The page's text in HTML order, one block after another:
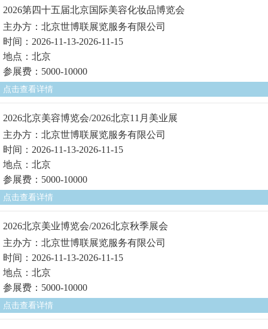
2026第四十五届北京国际美容化妆品博览会
主办方：北京世博联展览服务有限公司
时间：2026-11-13-2026-11-15
地点：北京
参展费：5000-10000
点击查看详情
2026北京美容博览会/2026北京11月美业展
主办方：北京世博联展览服务有限公司
时间：2026-11-13-2026-11-15
地点：北京
参展费：5000-10000
点击查看详情
2026北京美业博览会/2026北京秋季展会
主办方：北京世博联展览服务有限公司
时间：2026-11-13-2026-11-15
地点：北京
参展费：5000-10000
点击查看详情